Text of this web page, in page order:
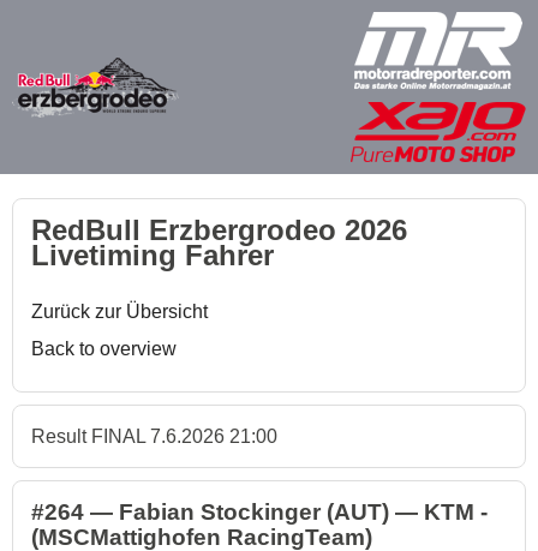
RedBull Erzbergrodeo 2026
Livetiming Fahrer
Zurück zur Übersicht
Back to overview
Result FINAL 7.6.2026 21:00
#264 — Fabian Stockinger (AUT) — KTM -
(MSCMattighofen RacingTeam)